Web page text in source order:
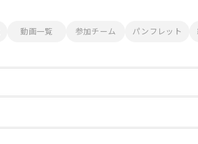
動画一覧 参加チーム パンフレット